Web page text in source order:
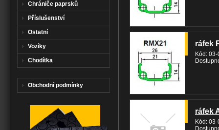
ráfek
Kód:
ráfek
Kód:
Chrániče paprsků
Příslušenství
Ostatní
Vozíky
Chodítka
Obchodní podmínky